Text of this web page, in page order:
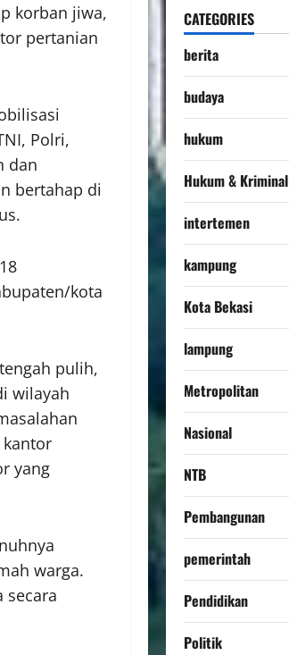
korban jiwa,
pertanian
Polri,
dan
bertahap di
kota
pulih,
wilayah
yang
warga.
secara
CATEGORIES
berita
budaya
hukum
Hukum & Kriminal
intertemen
kampung
Kota Bekasi
lampung
Metropolitan
Nasional
NTB
Pembangunan
pemerintah
Pendidikan
Politik